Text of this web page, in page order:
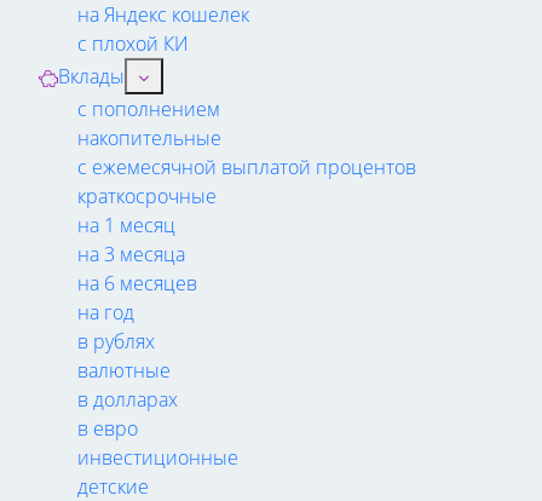
на Яндекс кошелек
с плохой КИ
Вклады
с пополнением
накопительные
с ежемесячной выплатой процентов
краткосрочные
на 1 месяц
на 3 месяца
на 6 месяцев
на год
в рублях
валютные
в долларах
в евро
инвестиционные
детские